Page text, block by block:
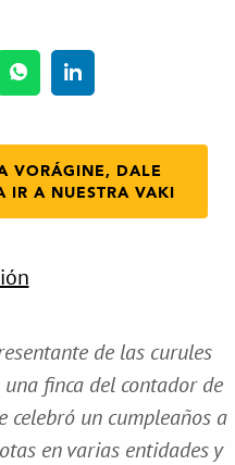
VORÁGINE, DALE
IR A NUESTRA VAKI
de las curules
finca del contador de
celebró un cumpleaños a
en varias entidades y